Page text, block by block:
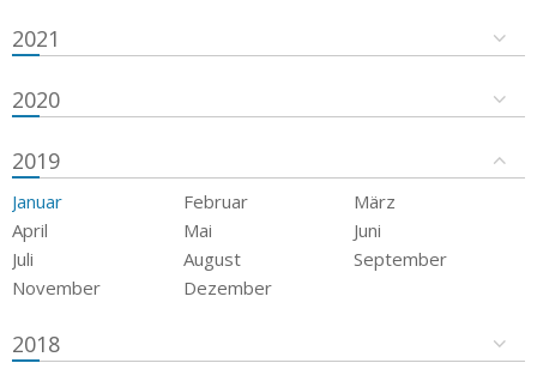
2021
2020
2019
Januar Februar
März
April
Mai
Juni
Juli
August
September
November
Dezember
2018